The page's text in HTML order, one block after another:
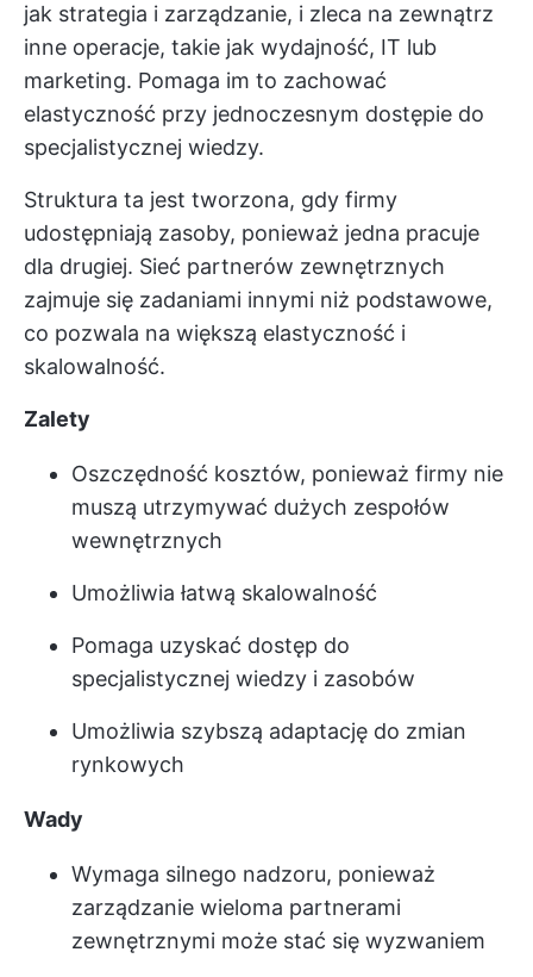
jak strategia i zarządzanie, i zleca na zewnątrz
inne operacje, takie jak wydajność, IT lub
marketing. Pomaga im to zachować
elastyczność przy jednoczesnym dostępie do
specjalistycznej wiedzy.
Struktura ta jest tworzona, gdy firmy
udostępniają zasoby, ponieważ jedna pracuje
dla drugiej. Sieć partnerów zewnętrznych
zajmuje się zadaniami innymi niż podstawowe,
co pozwala na większą elastyczność i
skalowalność.
Zalety
Oszczędność kosztów, ponieważ firmy nie
muszą utrzymywać dużych zespołów
wewnętrznych
Umożliwia łatwą skalowalność
Pomaga uzyskać dostęp do
specjalistycznej wiedzy i zasobów
Umożliwia szybszą adaptację do zmian
rynkowych
Wady
Wymaga silnego nadzoru, ponieważ
zarządzanie wieloma partnerami
zewnętrznymi może stać się wyzwaniem